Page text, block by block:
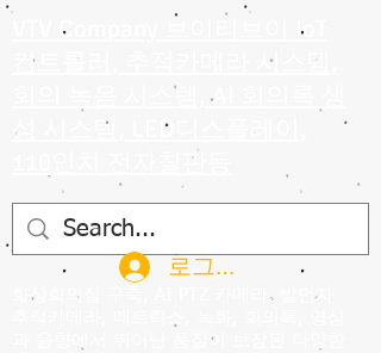
VTV Company 브이티브이 IoT
컨트롤러, 추적카메라 시스템,
회의 녹음 시스템, AI 회의록 생
성 시스템, LED디스플레이,
110인치 전자칠판등
로그인
화상회의실 구축, AI PTZ 카메라, 발언자
과 음향에서 뛰어난 품질이 보장된 다양한